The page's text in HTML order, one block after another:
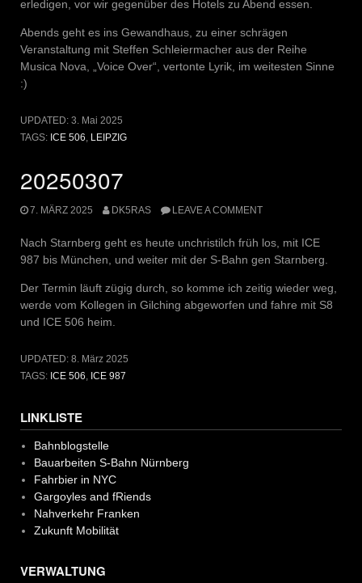
erledigen, vor wir gegenüber des Hotels zu Abend essen.
Abends geht es ins Gewandhaus, zu einer schrägen
Veranstaltung mit Steffen Schleiermacher aus der Reihe
Musica Nova, „Voice Over“, vertonte Lyrik, im weitesten Sinne
:)
UPDATED: 3. Mai 2025
TAGS: ICE 506, LEIPZIG
20250307
7. MÄRZ 2025 DK5RAS LEAVE A COMMENT
Nach Starnberg geht es heute unchristilch früh los, mit ICE
987 bis München, und weiter mit der S-Bahn gen Starnberg.
Der Termin läuft zügig durch, so komme ich zeitig wieder weg,
werde vom Kollegen in Gilching abgeworfen und fahre mit S8
und ICE 506 heim.
UPDATED: 8. März 2025
TAGS: ICE 506, ICE 987
LINKLISTE
Bahnblogstelle
Bauarbeiten S-Bahn Nürnberg
Fahrbier in NYC
Gargoyles and fRiends
Nahverkehr Franken
Zukunft Mobilität
VERWALTUNG